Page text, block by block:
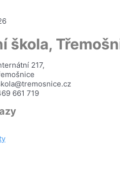
škola,
217,
661 719